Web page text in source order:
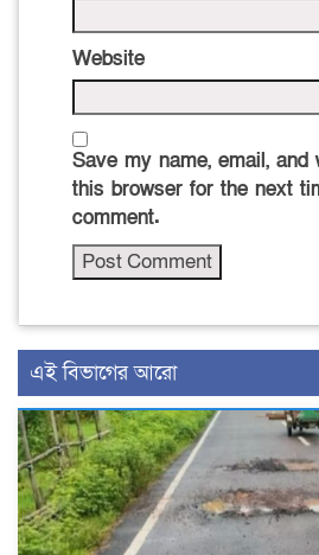
Website
Save my name, email, and
this browser for the next
comment.
এই বিভাগের আরো